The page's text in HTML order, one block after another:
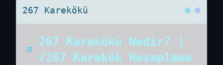
267 Karekökü
267 Karekökü Nedir? |
√267 Karekök Hesaplama